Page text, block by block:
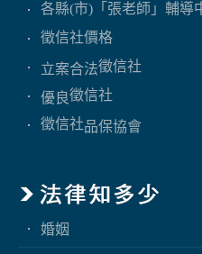
各縣(市)「張老師」輔導
徵信社價格
立案合法徵信社
優良徵信社
徵信社品保協會
婚姻